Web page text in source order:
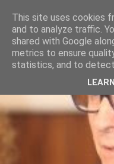
This site uses cookies
and to analyze traffic.
shared with Google
metrics to ensure
statistics, and to detect